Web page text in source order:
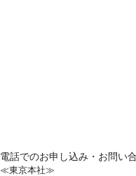
電話でのお申し込み・お問い
≪東京本社≫